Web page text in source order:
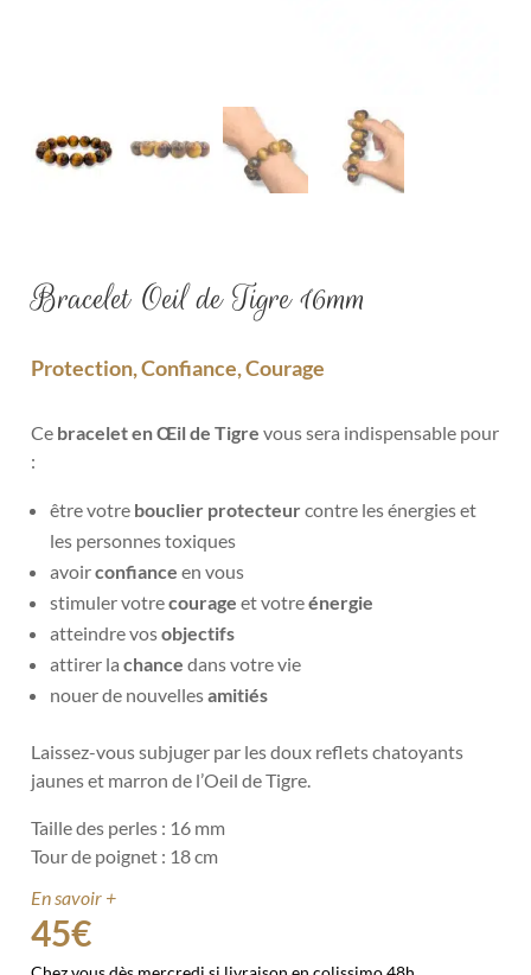
Bracelet Oeil de Tigre 16mm
Protection, Confiance, Courage
Ce bracelet en Œil de Tigre vous sera indispensable pour
:
être votre bouclier protecteurcontre lesénergies et
les personnes toxiques
avoirconfiance en vous
stimuler votrecourageet votreénergie
atteindre vosobjectifs
attirer lachance dans votre vie
nouer de nouvellesamitiés
Laissez-vous subjuger par les doux reflets chatoyants
jaunes et marron de l’Oeil de Tigre.
Taille des perles : 16 mm
Tour de poignet : 18 cm
En savoir +
45€